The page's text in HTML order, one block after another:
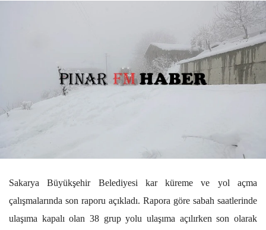
Sakarya Büyükşehir Belediyesi kar küreme ve yol açma
çalışmalarında son raporu açıkladı. Rapora göre sabah saatlerinde
ulaşıma kapalı olan 38 grup yolu ulaşıma açılırken son olarak